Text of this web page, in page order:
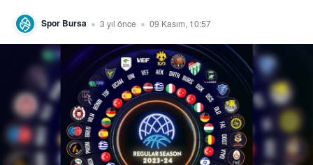
Spor Bursa 3 yıl önce 09 Kasım, 10:57